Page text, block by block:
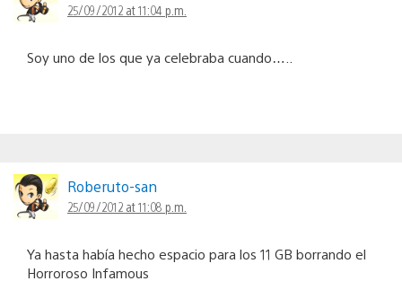
25/09/2012 at 11:04 p.m.
Soy uno de los que ya celebraba cuando…..
Roberuto-san
25/09/2012 at 11:08 p.m.
Ya hasta había hecho espacio para los 11 GB borrando el
Horroroso Infamous